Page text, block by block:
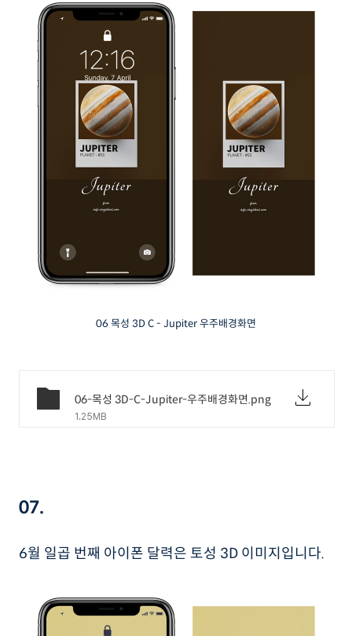
06 목성 3D C - Jupiter 우주배경화면
06-목성 3D-C-Jupiter-우주배경화면.png
1.25MB
07.
6월 일곱 번째 아이폰 달력은 토성 3D 이미지입니다.